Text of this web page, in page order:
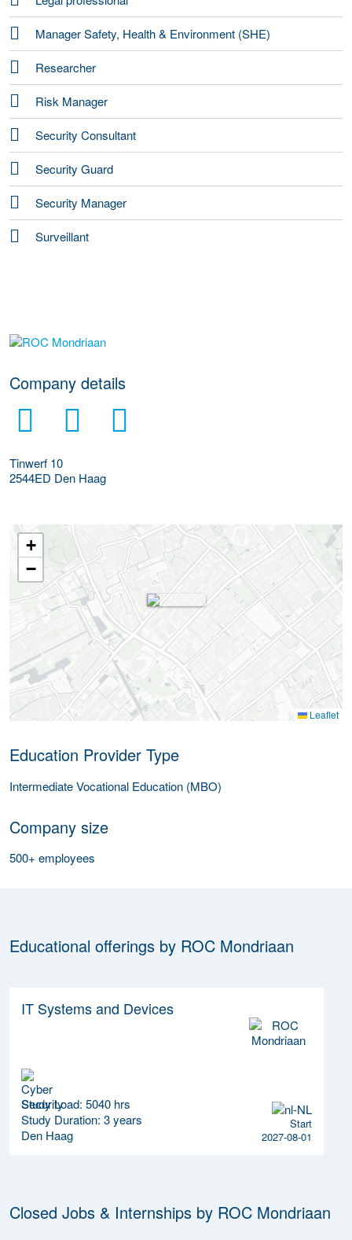
Manager Safety, Health & Environment (SHE)
Researcher
Risk Manager
Security Consultant
Security Guard
Security Manager
Surveillant
go to website
Company details
Tinwerf 10
2544ED Den Haag
+
−
Leaflet
Education Provider Type
Intermediate Vocational Education (MBO)
Company size
500+ employees
Educational offerings by ROC Mondriaan
IT Systems and Devices
Study Load: 5040 hrs
Study Duration: 3 years
Den Haag
Start
2027-08-01
Closed Jobs & Internships by ROC Mondriaan